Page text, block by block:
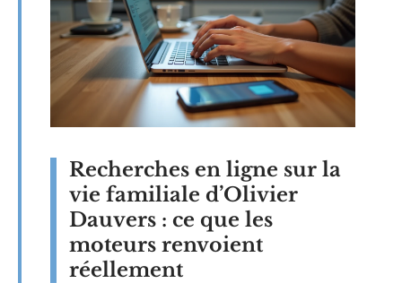
Recherches en ligne sur la
vie familiale d’Olivier
Dauvers : ce que les
moteurs renvoient
réellement